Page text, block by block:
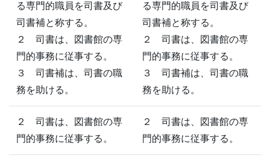
る専門的職員を司書及び
司書補と称する。
２ 司書は、図書館の専
門的事務に従事する。
３ 司書補は、司書の職
務を助ける。
る専門的職員を司書及び
司書補と称する。
２ 司書は、図書館の専
門的事務に従事する。
３ 司書補は、司書の職
務を助ける。
２ 司書は、図書館の専
門的事務に従事する。
２ 司書は、図書館の専
門的事務に従事する。